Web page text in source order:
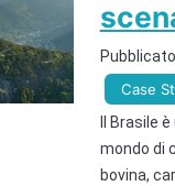
Case
Il Brasile
mondo di
bovina,